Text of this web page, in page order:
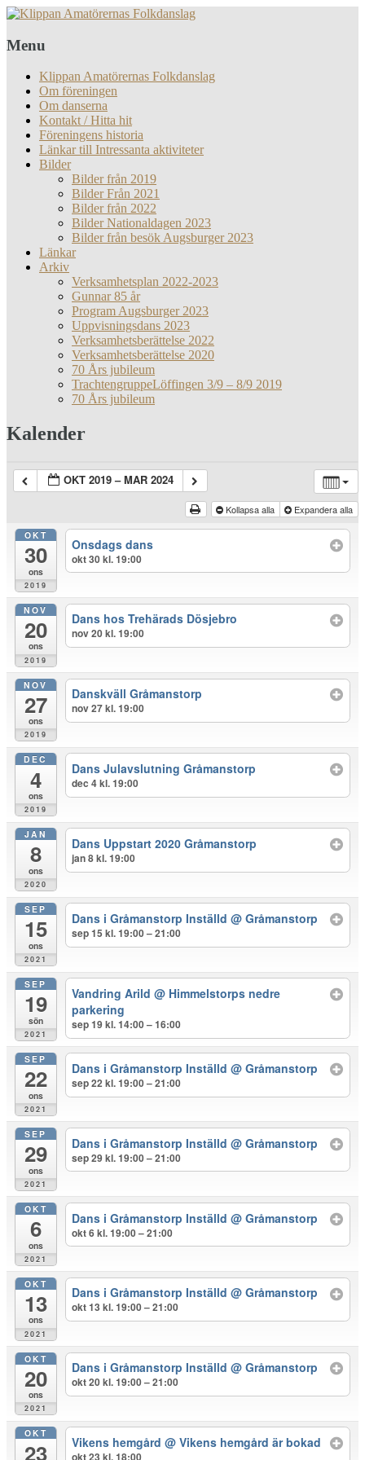
Menu
Klippan Amatörernas Folkdanslag
Om föreningen
Om danserna
Kontakt / Hitta hit
Föreningens historia
Länkar till Intressanta aktiviteter
Bilder
Bilder från 2019
Bilder Från 2021
Bilder från 2022
Bilder Nationaldagen 2023
Bilder från besök Augsburger 2023
Länkar
Arkiv
Verksamhetsplan 2022-2023
Gunnar 85 år
Program Augsburger 2023
Uppvisningsdans 2023
Verksamhetsberättelse 2022
Verksamhetsberättelse 2020
70 Års jubileum
TrachtengruppeLöffingen 3/9 – 8/9 2019
70 Års jubileum
Kalender
OKT 2019 – MAR 2024
Kollapsa alla Expandera alla
OKT
30
ons
2019
Onsdags dans
okt 30 kl. 19:00
NOV
20
ons
2019
Dans hos Trehärads Dösjebro
nov 20 kl. 19:00
NOV
27
ons
2019
Danskväll Gråmanstorp
nov 27 kl. 19:00
DEC
4
ons
2019
Dans Julavslutning Gråmanstorp
dec 4 kl. 19:00
JAN
8
ons
2020
Dans Uppstart 2020 Gråmanstorp
jan 8 kl. 19:00
SEP
15
ons
2021
Dans i Gråmanstorp Inställd@ Gråmanstorp
sep 15 kl. 19:00 – 21:00
SEP
19
sön
2021
Vandring Arild@ Himmelstorps nedre
parkering
sep 19 kl. 14:00 – 16:00
SEP
22
ons
2021
Dans i Gråmanstorp Inställd@ Gråmanstorp
sep 22 kl. 19:00 – 21:00
SEP
29
ons
2021
Dans i Gråmanstorp Inställd@ Gråmanstorp
sep 29 kl. 19:00 – 21:00
OKT
6
ons
2021
Dans i Gråmanstorp Inställd@ Gråmanstorp
okt 6 kl. 19:00 – 21:00
OKT
13
ons
2021
Dans i Gråmanstorp Inställd@ Gråmanstorp
okt 13 kl. 19:00 – 21:00
OKT
20
ons
2021
Dans i Gråmanstorp Inställd@ Gråmanstorp
okt 20 kl. 19:00 – 21:00
OKT
23 Vikens hemgård@ Vikens hemgård är bokad
okt 23 kl. 18:00